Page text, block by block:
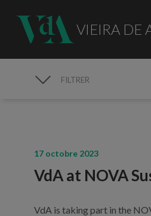
VIEIRA DE
FILTRER
17 octobre 2023
VdA at NOVA
VdA is taking part in the